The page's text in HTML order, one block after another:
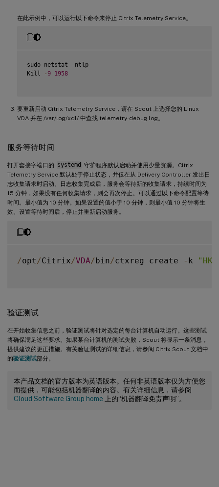
在此示例中，可以运行以下命令来停止 Citrix Telemetry Service。
sudo netstat - ntlp
Kill
- 9 1958
要重新启动 Citrix Telemetry Service，请在 Scout 上选择您的 Linux
VDA 并在 /var/log/xdl/ 中查找 telemetry-debug.log。
服务等待时间
打开套接字端口的 systemd 守护程序默认启动并使用少量资源。Citrix
Telemetry Service 默认处于停止状态，并仅在从 Delivery Controller 发出日
志收集请求时启动。日志收集完成后，服务会等待新的收集请求，持续时间为
15 分钟，如果没有任何收集请求，则会再次停止。可以通过以下命令配置等待
时间。最小值为 10 分钟。如果设置的值小于 10 分钟，则最小值 10 分钟将生
效。设置等待时间后，停止并重新启动服务。
/opt /Citrix/VDA/bin/ctxreg create - k
验证测试
在开始收集信息之前，验证测试将针对选定的每台计算机自动运行。这些测试
将确保满足这些要求。如果某台计算机的测试失败，Scout 将显示一条消息，
提供建议的更正措施。有关验证测试的详细信息，请参阅 Citrix Scout 文档中
的验证测试部分。
本产品文档的官方版本为英语版本。任何非英语版本仅为方便您
而提供，可能包括机器翻译的内容。有关详细信息，请参阅
Cloud Software Group home 上的“机器翻译免责声明”。